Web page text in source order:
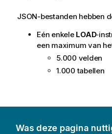
JSON-bestanden hebben
Eén enkele LOAD
een maximum van
5.000 velden
1.000 tabellen
Was deze pagina